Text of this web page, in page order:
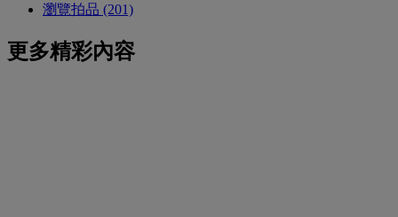
瀏覽拍品 (201)
更多精彩內容